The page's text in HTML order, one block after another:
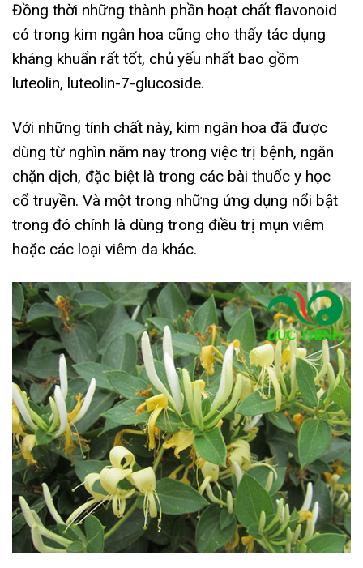
Đồng thời những thành phần hoạt chất flavonoid
có trong kim ngân hoa cũng cho thấy tác dụng
kháng khuẩn rất tốt, chủ yếu nhất bao gồm
luteolin, luteolin-7-glucoside.
Với những tính chất này, kim ngân hoa đã được
dùng từ nghìn năm nay trong việc trị bệnh, ngăn
chặn dịch, đặc biệt là trong các bài thuốc y học
cổ truyền. Và một trong những ứng dụng nổi bật
trong đó chính là dùng trong điều trị mụn viêm
hoặc các loại viêm da khác.